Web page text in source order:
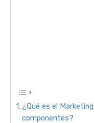
¿Qué es el
componentes?